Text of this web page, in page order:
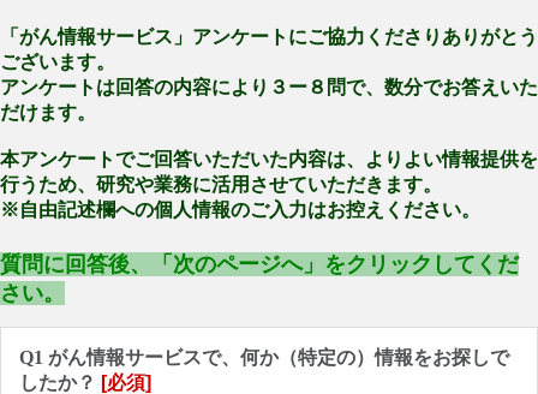
「がん情報サービス」アンケートにご協力くださりありがとう
ございます。
アンケートは回答の内容により３ー８問で、数分でお答えいた
だけます。
本アンケートでご回答いただいた内容は、よりよい情報提供を
行うため、研究や業務に活用させていただきます。
※自由記述欄への個人情報のご入力はお控えください。
質問に回答後、「次のページへ」をクリックしてくだ
さい。
Q1 がん情報サービスで、何か（特定の）情報をお探しで
したか？ [必須]